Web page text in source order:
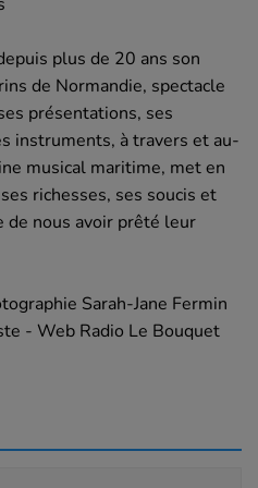
plus de 20 ans son
de Normandie, spectacle
présentations, ses
instruments, à travers et au-
musical maritime, met en
richesses, ses soucis et
de nous avoir prêté leur
Sarah-Jane Fermin
- Web Radio Le Bouquet